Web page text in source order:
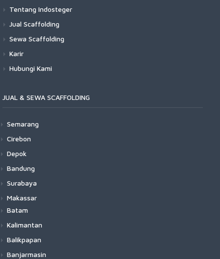
Tentang Indosteger
Jual Scaffolding
Sewa Scaffolding
Karir
Hubungi Kami
JUAL & SEWA SCAFFOLDING
Semarang
Cirebon
Depok
Bandung
Surabaya
Makassar
Batam
Kalimantan
Balikpapan
Banjarmasin